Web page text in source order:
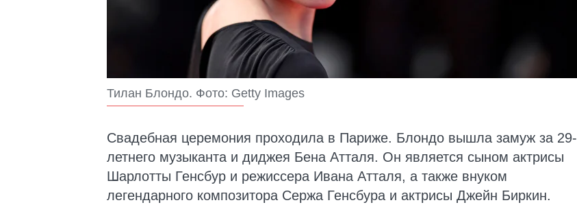
Тилан Блондо. Фото: Getty Images
Свадебная церемония проходила в Париже. Блондо вышла замуж за 29-
летнего музыканта и диджея Бена Атталя. Он является сыном актрисы
Шарлотты Генсбур и режиссера Ивана Атталя, а также внуком
легендарного композитора Сержа Генсбура и актрисы Джейн Биркин.